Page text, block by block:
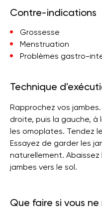
Contre-indications
Grossesse
Menstruation
Problèmes gastro-
Technique
Rapprochez vos
droite, puis la gauche,
les omoplates. Tendez
Essayez de garder les
naturellement.
jambes vers le sol.
Que faire si vous ne